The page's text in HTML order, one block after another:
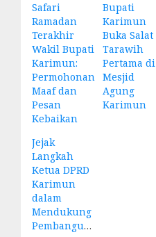
Safari
Ramadan
Terakhir
Wakil Bupati
Karimun:
Permohonan
Maaf dan
Pesan
Kebaikan
Bupati
Karimun
Buka Salat
Tarawih
Pertama di
Mesjid
Agung
Karimun
Jejak
Langkah
Ketua DPRD
Karimun
dalam
Mendukung
Pembangunan